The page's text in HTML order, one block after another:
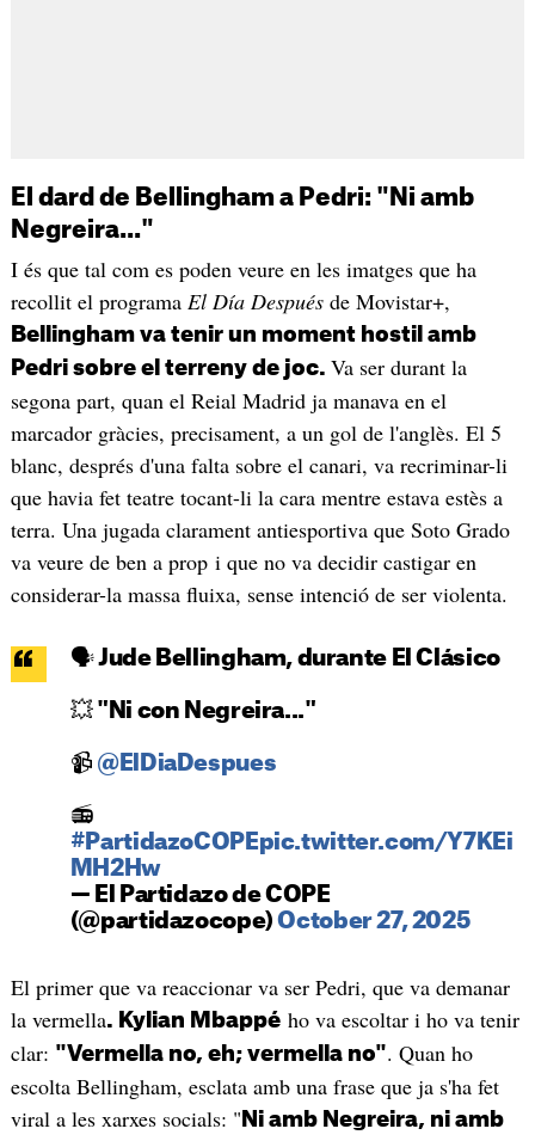
El dard de Bellingham a Pedri: "Ni amb
Negreira..."
I és que tal com es poden veure en les imatges que ha
recollit el programa El Día Después de Movistar+,
Bellingham va tenir un moment hostil amb
Pedri sobre el terreny de joc. Va ser durant la
segona part, quan el Reial Madrid ja manava en el
marcador gràcies, precisament, a un gol de l'anglès. El 5
blanc, després d'una falta sobre el canari, va recriminar-li
que havia fet teatre tocant-li la cara mentre estava estès a
terra. Una jugada clarament antiesportiva que Soto Grado
va veure de ben a prop i que no va decidir castigar en
considerar-la massa fluixa, sense intenció de ser violenta.
🗣️ Jude Bellingham, durante El Clásico
💥 "Ni con Negreira..."
📹 @ElDiaDespues
📻
#PartidazoCOPEpic.twitter.com/Y7KEi
MH2Hw
— El Partidazo de COPE
(@partidazocope)October 27, 2025
El primer que va reaccionar va ser Pedri, que va demanar
la vermella. Kylian Mbappého va escoltar i ho va tenir
clar: "Vermella no, eh; vermella no". Quan ho
escolta Bellingham, esclata amb una frase que ja s'ha fet
viral a les xarxes socials: " Ni amb Negreira, ni amb